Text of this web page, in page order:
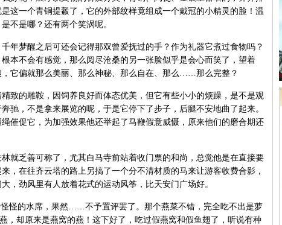
这一个青铜提觳了，它的外部纹样竟组成一个戴冠的小精灵的脸！温
不是哪？还有两个笑涡呢。
梦醒之后可还会记得那双曾爱抚过的手？作为礼器它煮过食物吗？
本不会有感觉，那么阅尽沧桑的另一张脸似乎是会心而笑了，望着
它偏就那么美丽、那么神秘、那么自在、那么……那么完整？
的雕鞍，因饲养良好而体态优美，但它有些小小的烦躁，是不是观
驰，不是拿来展览的呢，于是它停下了步子，后腿不安地曲了起来。
催促它，为加强效果他还举起了马鞭假意威慑，原来他们的磨合期还
乏善可称了，尤其白马寺前站着收门票的和尚，总觉他是在直接要
，在往齐云塔的路上另搞了一个分不清材质的马来让游客收费合影，
，劲风里有人放着花式的运动风筝，比天安门广场好。
怪的水席，果然……不予置评罢了。那个燕菜不错，完全吃不出是萝
，却原来是燕窝的燕！这下好了，吃过假燕窝和假鱼翅了，听说有种